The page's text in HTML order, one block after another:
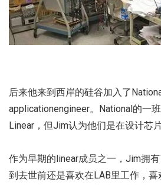
后来他来到西岸的硅谷加入了
applicationengineer。National的一
Linear，但Jim认为他们是在设计芯
作为早期的linear成员之一，Jim拥
到去世前还是喜欢在LAB里工作，